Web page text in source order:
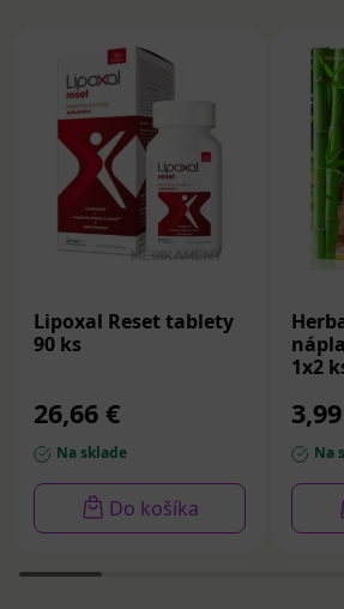
Lipoxal Reset tablety
90 ks
26,66 €
Na sklade
Do košíka
1x2
Na